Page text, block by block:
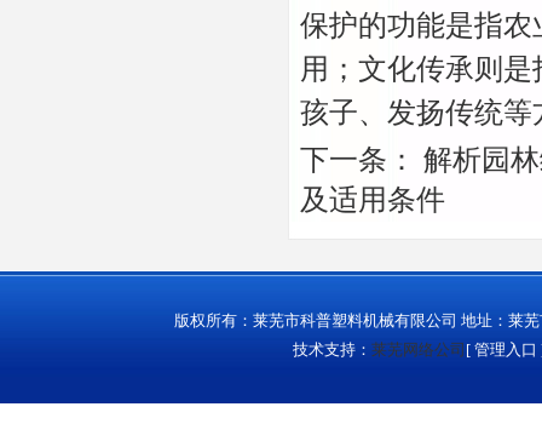
保护的功能是指
用；文化传承则
孩子、发扬传统
下一条： 解析园
及适用条件
版权所有：莱芜市科普塑料机械有限公司 地址：莱
技术支持： 莱芜网络公司 [ 管理入口